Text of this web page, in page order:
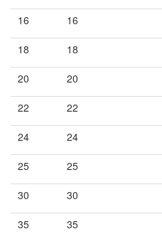
16 16
18 18
20 20
22 22
24 24
25 25
30 30
35 35